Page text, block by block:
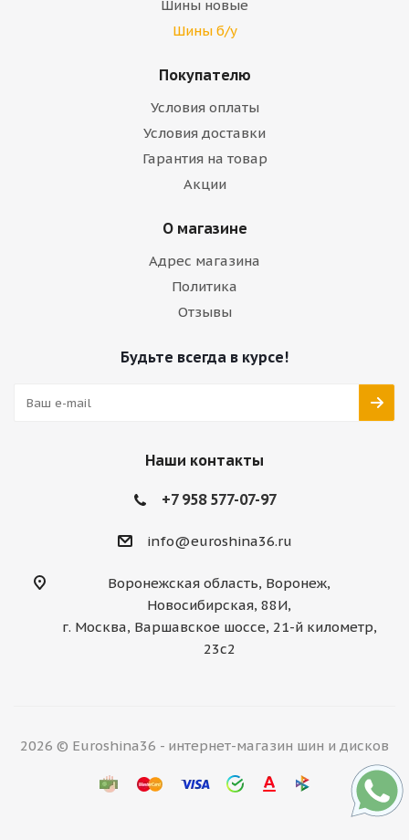
Шины новые
Шины б/у
Покупателю
Условия оплаты
Условия доставки
Гарантия на товар
Акции
О магазине
Адрес магазина
Политика
Отзывы
Будьте всегда в курсе!
Наши контакты
+7 958 577-07-97
info@euroshina36.ru
Воронежская область, Воронеж,
Новосибирская, 88И,
г. Москва, Варшавское шоссе, 21-й километр,
23с2
2026 © Euroshina36 - интернет-магазин шин и дисков